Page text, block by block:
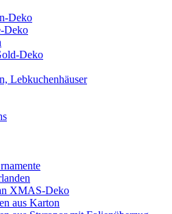
Deko
Deko
Deko
Lebkuchenhäuser
XMAS-Deko
aus Karton